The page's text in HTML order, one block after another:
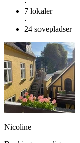
·
7 lokaler
·
24 sovepladser
Nicoline